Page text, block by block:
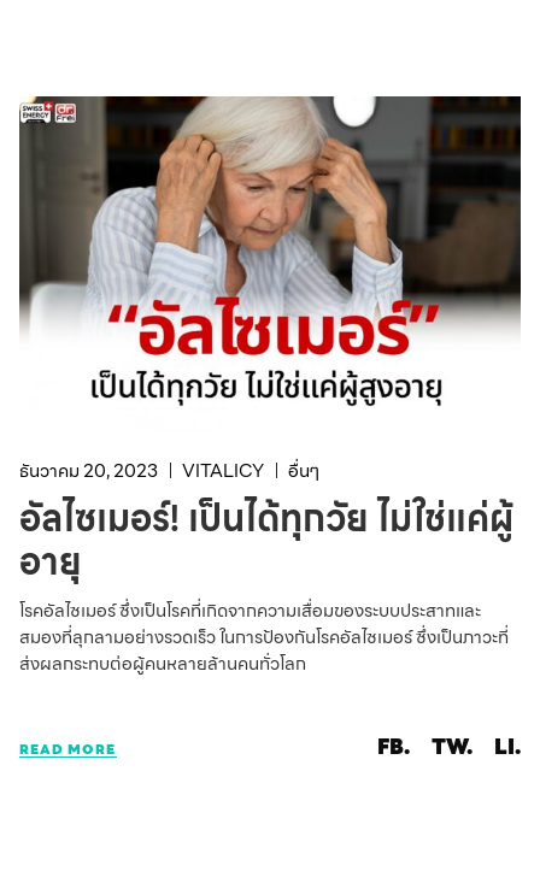
ธันวาคม 20, 2023 VITALICY อื่นๆ
อัลไซเมอร์! เป็นได้ทุกวัย ไม่ใช่แค่ผู้
อายุ
โรคอัลไซเมอร์ ซึ่งเป็นโรคที่เกิดจากความเสื่อมของระบบประสาทและ
สมองที่ลุกลามอย่างรวดเร็ว ในการป้องกันโรคอัลไซเมอร์ ซึ่งเป็นภาวะที่
ส่งผลกระทบต่อผู้คนหลายล้านคนทั่วโลก
READ MORE FB. TW. LI.